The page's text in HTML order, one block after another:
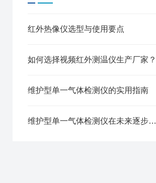
红外热像仪选型与使用要点
如何选择视频红外测温仪生产厂家？
维护型单一气体检测仪的实用指南
维护型单一气体检测仪在未来逐步成为市场主流